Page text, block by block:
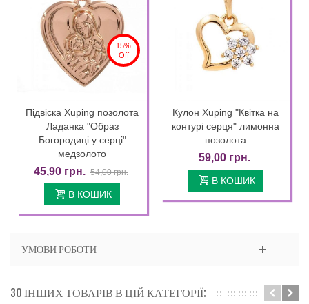
15%
Off
Підвіска Xuping позолота
Ладанка "Образ
Богородиці у серці"
медзолото
45,90 грн. 54,00 грн.
В КОШИК
Кулон Xuping "Квітка на
контурі серця" лимонна
позолота
59,00 грн.
В КОШИК
УМОВИ РОБОТИ
30 ІНШИХ ТОВАРІВ В ЦІЙ КАТЕГОРІЇ: